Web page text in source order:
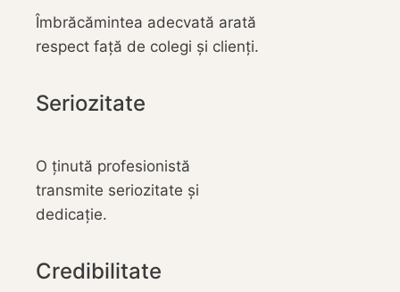
Îmbrăcămintea adecvată arată
respect față de colegi și clienți.
Seriozitate
O ținută profesionistă
transmite seriozitate și
dedicație.
Credibilitate